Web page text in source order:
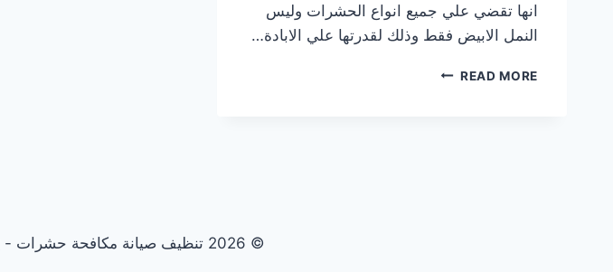
انها تقضي علي جميع انواع الحشرات وليس
النمل الابيض فقط وذلك لقدرتها علي الابادة…
READ MOREشركة
© 2026 تنظيف صيانة مكافحة حشرات - WordPress Theme by